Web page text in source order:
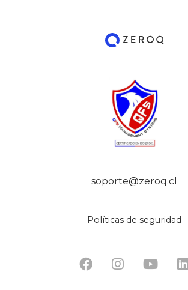
soporte@zeroq.cl
Políticas de seguridad
   